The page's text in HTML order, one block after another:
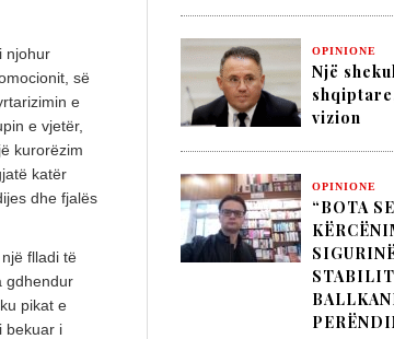
ETNIK NËPËRMJET
SEMIOTIK I VËLLIMIT „MOS I
njohur
së
e
e vjetër,
kurorëzim
katër
dhe fjalës
flladi të
gdhendur
pikat e
bekuar i
OPINIONE
Një
vizion
OPINIONE
“BOTA